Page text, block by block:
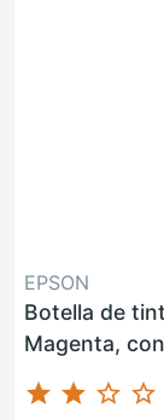
EPSON
Botella de
Magenta,
star star star_border star_border